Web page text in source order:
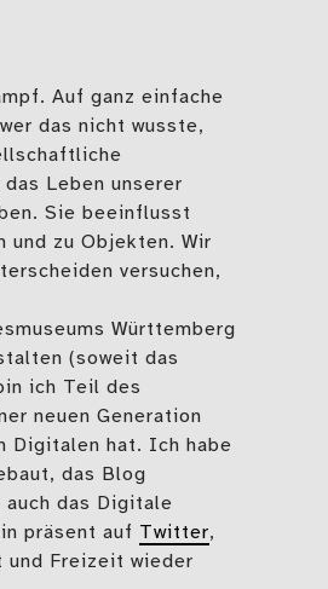
Auf ganz einfache
das nicht wusste,
Leben unserer
Sie beeinflusst
und zu Objekten. Wir
versuchen,
Württemberg
(soweit das
ich Teil des
neuen Generation
Digitalen hat. Ich habe
das Blog
das Digitale
präsent auf Twitter,
und Freizeit wieder